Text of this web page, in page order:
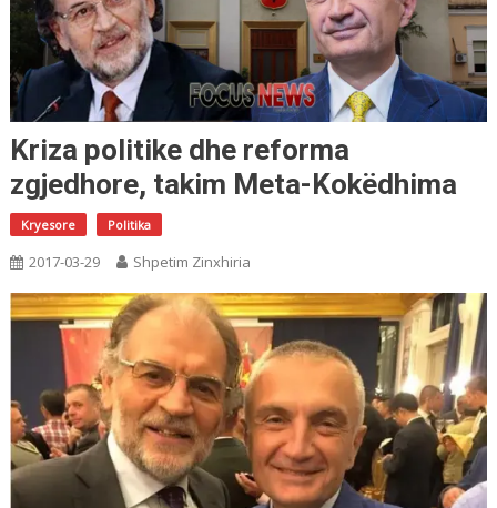
Kriza politike dhe reforma
zgjedhore, takim Meta-Kokëdhima
Kryesore Politika
2017-03-29 Shpetim Zinxhiria